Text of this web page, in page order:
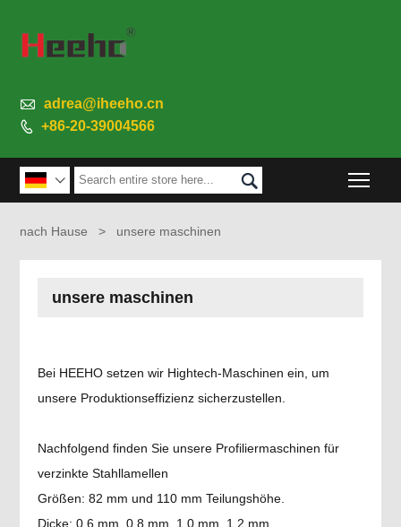
 adrea@iheeho.cn
 +86-20-39004566
 
nach Hause > unsere maschinen
unsere maschinen
Bei HEEHO setzen wir Hightech-Maschinen ein, um
unsere Produktionseffizienz sicherzustellen.
Nachfolgend finden Sie unsere Profiliermaschinen für
verzinkte Stahllamellen
Größen: 82 mm und 110 mm Teilungshöhe.
Dicke: 0,6 mm, 0,8 mm, 1,0 mm, 1,2 mm